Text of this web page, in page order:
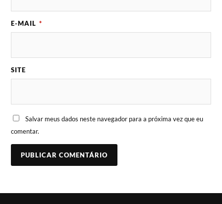
E-MAIL *
SITE
Salvar meus dados neste navegador para a próxima vez que eu
comentar.